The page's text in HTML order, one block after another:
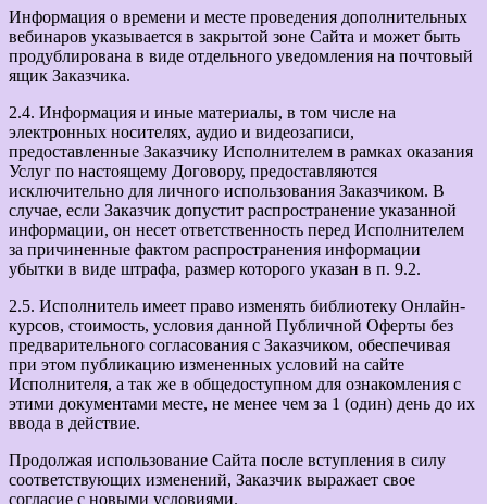
Информация о времени и месте проведения дополнительных
вебинаров указывается в закрытой зоне Сайта и может быть
продублирована в виде отдельного уведомления на почтовый
ящик Заказчика.
2.4. Информация и иные материалы, в том числе на
электронных носителях, аудио и видеозаписи,
предоставленные Заказчику Исполнителем в рамках оказания
Услуг по настоящему Договору, предоставляются
исключительно для личного использования Заказчиком. В
случае, если Заказчик допустит распространение указанной
информации, он несет ответственность перед Исполнителем
за причиненные фактом распространения информации
убытки в виде штрафа, размер которого указан в п. 9.2.
2.5. Исполнитель имеет право изменять библиотеку Онлайн-
курсов, стоимость, условия данной Публичной Оферты без
предварительного согласования с Заказчиком, обеспечивая
при этом публикацию измененных условий на сайте
Исполнителя, а так же в общедоступном для ознакомления с
этими документами месте, не менее чем за 1 (один) день до их
ввода в действие.
Продолжая использование Сайта после вступления в силу
соответствующих изменений, Заказчик выражает свое
согласие с новыми условиями.